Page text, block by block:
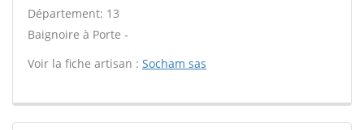
Département: 13
Baignoire à Porte -
Voir la fiche artisan : Socham sas